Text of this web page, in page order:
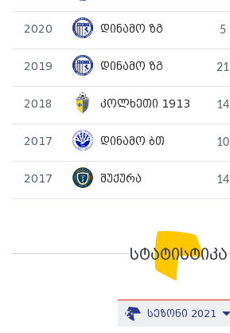
2020 დინამო ზგ 5
2019 დინამო ზგ 21
2018 კოლხეთი 1913 14
2017 დინამო ბთ 10
2017 შუქურა 14
სტატისტიკა
სეზონი 2021